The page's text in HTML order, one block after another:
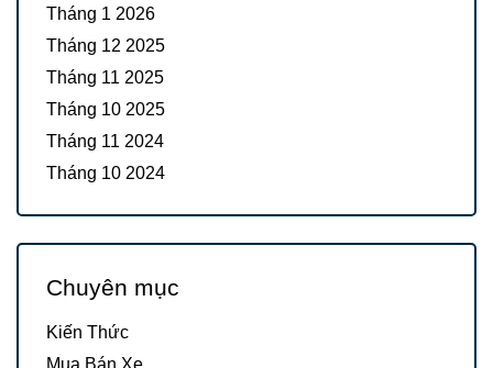
Tháng 1 2026
Tháng 12 2025
Tháng 11 2025
Tháng 10 2025
Tháng 11 2024
Tháng 10 2024
Chuyên mục
Kiến Thức
Mua Bán Xe